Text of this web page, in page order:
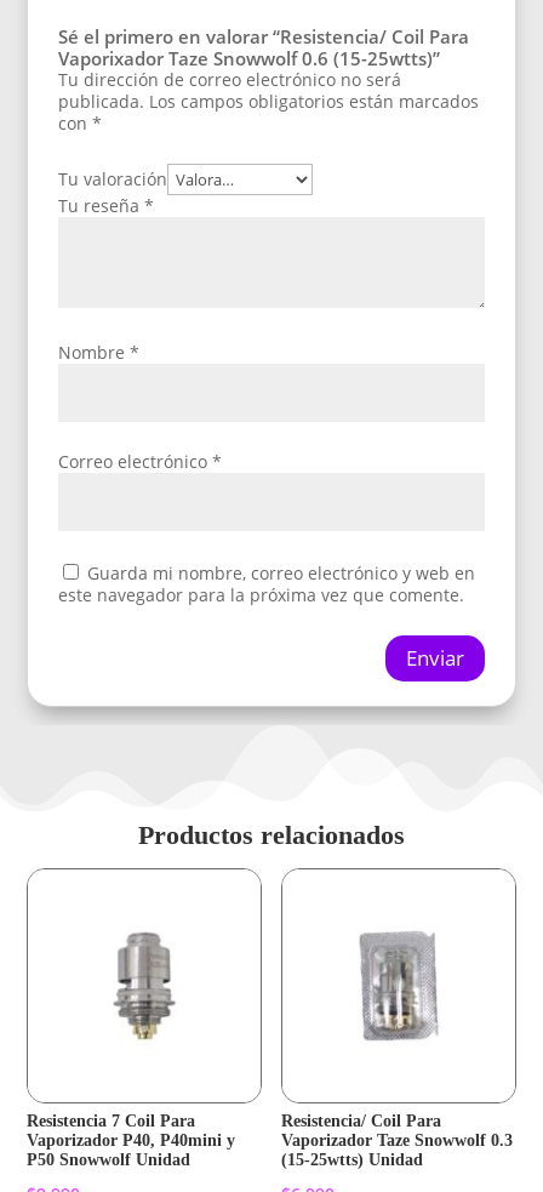
Sé el primero en valorar “Resistencia/ Coil Para
Vaporixador Taze Snowwolf 0.6 (15-25wtts)”
Tu dirección de correo electrónico no será
publicada. Los campos obligatorios están marcados
con*
Tu valoración
Tu reseña*
Nombre*
Correo electrónico*
Guarda mi nombre, correo electrónico y web en
este navegador para la próxima vez que comente.
Enviar
Productos relacionados
Resistencia 7 Coil Para
Vaporizador P40, P40mini y
P50 Snowwolf Unidad
Resistencia/ Coil Para
Vaporizador Taze Snowwolf 0.3
(15-25wtts) Unidad